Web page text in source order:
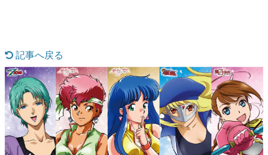
なんでゲームは面白い？
ゲーム開発者・hamatsu氏がゲームの魅力を画面や操作の
具体的な形から解き明かしていく、硬派で骨太な評論連載
です。
ゲームが変えた日本語
「経験値」「裏技」「ラスボス」… ゲームにまつわる言葉
の起源や用法の変遷を、コンピューター文化史研究家・タ
イニーP氏が徹底調査。
記事へ戻る